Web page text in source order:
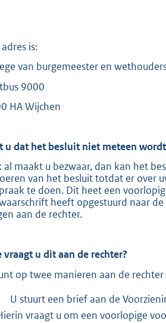
is:
van burgemeester en
9000
HA Wijchen
u dat het besluit niet meteen
al maakt u bezwaar, dan kan het
van het besluit totdat er over
te doen. Dit heet een
heeft opgestuurd naar
aan de rechter.
vraagt u dit aan de rechter?
op twee manieren aan de
U stuurt een brief aan de
vraagt u om een voorlopige